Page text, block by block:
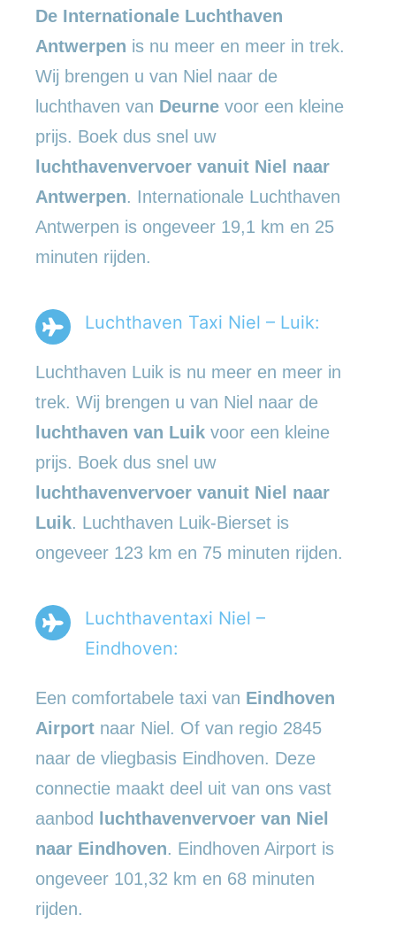
De Internationale Luchthaven
Antwerpen is nu meer en meer in trek.
Wij brengen u van Niel naar de
luchthaven van Deurne voor een kleine
prijs. Boek dus snel uw
luchthavenvervoer vanuit Niel naar
Antwerpen. Internationale Luchthaven
Antwerpen is ongeveer 19,1 km en 25
minuten rijden.
Luchthaven Taxi Niel – Luik:
Luchthaven Luik is nu meer en meer in
trek. Wij brengen u van Niel naar de
luchthaven van Luik voor een kleine
prijs. Boek dus snel uw
luchthavenvervoer vanuit Niel naar
Luik. Luchthaven Luik-Bierset is
ongeveer 123 km en 75 minuten rijden.
Luchthaventaxi Niel –
Eindhoven:
Een comfortabele taxi van Eindhoven
Airport naar Niel. Of van regio 2845
naar de vliegbasis Eindhoven. Deze
connectie maakt deel uit van ons vast
aanbod
luchthavenvervoer van Niel
naar Eindhoven. Eindhoven Airport is
ongeveer 101,32 km en 68 minuten
rijden.